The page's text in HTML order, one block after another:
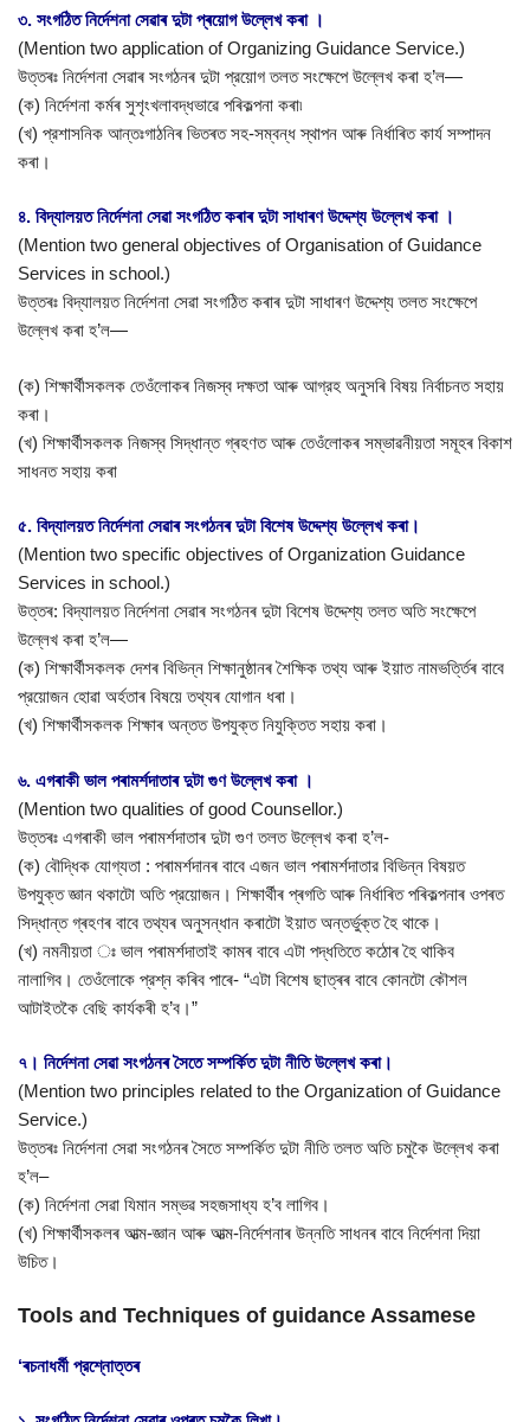
৩. সংগঠিত নির্দেশনা সেৱাৰ দুটা প্ৰয়োগ উল্লেখ কৰা ।
(Mention two application of Organizing Guidance Service.)
উত্তৰঃ নির্দেশনা সেৱাৰ সংগঠনৰ দুটা প্রয়োগ তলত সংক্ষেপে উল্লেখ কৰা হ’ল—
(ক) নিৰ্দেশনা কৰ্মৰ সুশৃংখলাবদ্ধভাৱে পৰিকল্পনা কৰা৷
(খ) প্রশাসনিক আন্তঃগাঠনিৰ ভিতৰত সহ-সম্বন্ধ স্থাপন আৰু নিৰ্ধাৰিত কার্য সম্পাদন
কৰা।
৪. বিদ্যালয়ত নির্দেশনা সেৱা সংগঠিত কৰাৰ দুটা সাধাৰণ উদ্দেশ্য উল্লেখ কৰা ।
(Mention two general objectives of Organisation of Guidance
Services in school.)
উত্তৰঃ বিদ্যালয়ত নির্দেশনা সেৱা সংগঠিত কৰাৰ দুটা সাধাৰণ উদ্দেশ্য তলত সংক্ষেপে
উল্লেখ কৰা হ’ল—
(ক) শিক্ষাৰ্থীসকলক তেওঁলোকৰ নিজস্ব দক্ষতা আৰু আগ্রহ অনুসৰি বিষয় নির্বাচনত সহায়
কৰা।
(খ) শিক্ষার্থীসকলক নিজস্ব সিদ্ধান্ত গ্ৰহণত আৰু তেওঁলোকৰ সম্ভাৱনীয়তা সমূহৰ বিকাশ
সাধনত সহায় কৰা
৫. বিদ্যালয়ত নির্দেশনা সেৱাৰ সংগঠনৰ দুটা বিশেষ উদ্দেশ্য উল্লেখ কৰা।
(Mention two specific objectives of Organization Guidance
Services in school.)
উত্তৰ: বিদ্যালয়ত নির্দেশনা সেৱাৰ সংগঠনৰ দুটা বিশেষ উদ্দেশ্য তলত অতি সংক্ষেপে
উল্লেখ কৰা হ’ল—
(ক) শিক্ষার্থীসকলক দেশৰ বিভিন্ন শিক্ষানুষ্ঠানৰ শৈক্ষিক তথ্য আৰু ইয়াত নামভৰ্ত্তিৰ বাবে
প্রয়োজন হোৱা অৰ্হতাৰ বিষয়ে তথ্যৰ যোগান ধৰা।
(খ) শিক্ষার্থীসকলক শিক্ষাৰ অন্তত উপযুক্ত নিযুক্তিত সহায় কৰা।
৬. এগৰাকী ভাল পৰামৰ্শদাতাৰ দুটা গুণ উল্লেখ কৰা ।
(Mention two qualities of good Counsellor.)
উত্তৰঃ এগৰাকী ভাল পৰামৰ্শদাতাৰ দুটা গুণ তলত উল্লেখ কৰা হ’ল-
(ক) বৌদ্ধিক যোগ্যতা : পৰামৰ্শদানৰ বাবে এজন ভাল পৰামর্শদাতার বিভিন্ন বিষয়ত
উপযুক্ত জ্ঞান থকাটো অতি প্রয়োজন। শিক্ষাৰ্থীৰ প্ৰগতি আৰু নিৰ্ধাৰিত পৰিকল্পনাৰ ওপৰত
সিদ্ধান্ত গ্ৰহণৰ বাবে তথ্যৰ অনুসন্ধান কৰাটো ইয়াত অন্তর্ভুক্ত হৈ থাকে।
(খ) নমনীয়তা ঃ ভাল পৰামৰ্শদাতাই কামৰ বাবে এটা পদ্ধতিতে কঠোৰ হৈ থাকিব
নালাগিব। তেওঁলোকে প্রশ্ন কৰিব পাৰে- “এটা বিশেষ ছাত্ৰৰ বাবে কোনটো কৌশল
আটাইতকৈ বেছি কাৰ্যকৰী হ’ব।”
৭। নির্দেশনা সেৱা সংগঠনৰ সৈতে সম্পর্কিত দুটা নীতি উল্লেখ কৰা।
(Mention two principles related to the Organization of Guidance
Service.)
উত্তৰঃ নির্দেশনা সেৱা সংগঠনৰ সৈতে সম্পর্কিত দুটা নীতি তলত অতি চমুকৈ উল্লেখ কৰা
হ’ল–
(ক) নির্দেশনা সেৱা যিমান সম্ভৱ সহজসাধ্য হ’ব লাগিব।
(খ) শিক্ষাৰ্থীসকলৰ আত্ম-জ্ঞান আৰু আত্ম-নিৰ্দেশনাৰ উন্নতি সাধনৰ বাবে নির্দেশনা দিয়া
উচিত।
Tools and Techniques of guidance Assamese
‘ৰচনাধৰ্মী প্রশ্নোত্তৰ